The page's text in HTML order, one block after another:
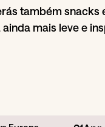
também snacks
mais leve e